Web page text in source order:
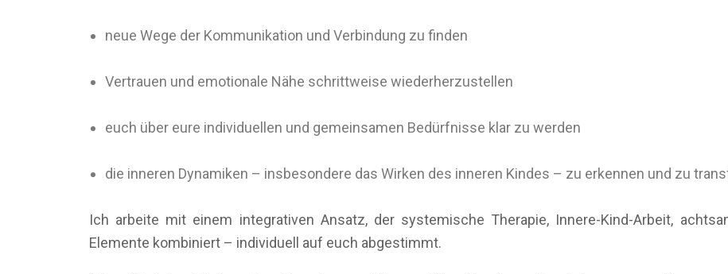
neue Wege der Kommunikation und Verbindung zu finden
Vertrauen und emotionale Nähe schrittweise wiederherzustellen
euch über eure individuellen und gemeinsamen Bedürfnisse klar zu werden
die inneren Dynamiken – insbesondere das Wirken des inneren Kindes – zu erkennen und zu
Ich arbeite mit einem integrativen Ansatz, der systemische Therapie, Innere-Kind-Arbeit,
Elemente kombiniert – individuell auf euch abgestimmt.